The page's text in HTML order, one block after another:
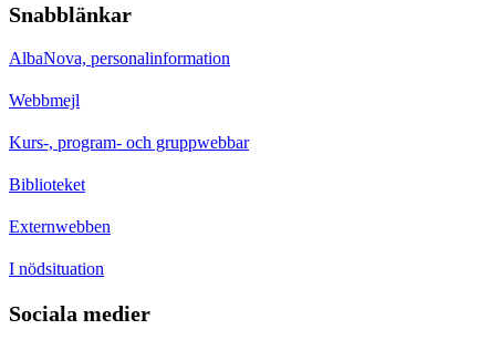
Snabblänkar
AlbaNova, personalinformation
Webbmejl
Kurs-, program- och gruppwebbar
Biblioteket
Externwebben
I nödsituation
Sociala medier